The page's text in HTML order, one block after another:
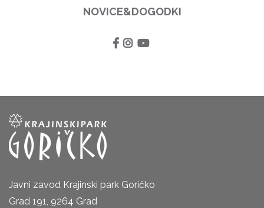
NOVICE&DOGODKI
Javni zavod Krajinski park Goričko
Grad 191, 9264 Grad